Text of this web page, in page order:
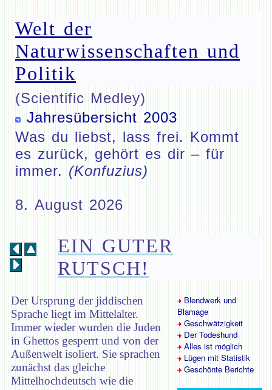
Welt der
Naturwissenschaften und
Politik
(Scientific Medley)
Jahresübersicht 2003
Was du liebst, lass frei. Kommt
es zurück, gehört es dir – für
immer. (Konfuzius)
8. August 2026
EIN GUTER
RUTSCH!
Der Ursprung der jiddischen
Sprache liegt im Mittelalter.
Immer wieder wurden die Juden
in Ghettos gesperrt und von der
Außenwelt isoliert. Sie sprachen
zunächst das gleiche
Mittelhochdeutsch wie die
Blendwerk und
Blamage
Geschwätzigkeit
Der Todeshund
Alles ist möglich
Lügen mit Statistik
Geschönte Berichte